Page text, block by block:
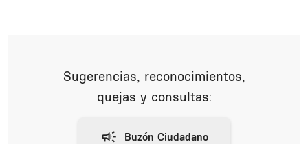
Sugerencias, reconocimientos,
quejas y consultas: